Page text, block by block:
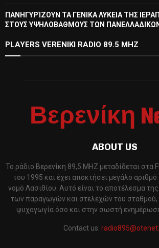
ΠΑΝΗΓΥΡΊΖΟΥΝ ΤΑ ΓΕΝΙΚΑ ΛΥΚΕΙΑ ΤΗΣ
ΣΤΟΥΣ ΥΨΗΛΟΒΑΘΜΟΥΣ ΤΩΝ
PLAYERS VERENIKI RADIO 89.5 MHZ
Βερενίκη
ABOUT US
Το ράδιο Βερενίκη 89,5 MHZ μεταδίδεται στα
του 1995 και έχει αποκτήσει μεγάλο
νομό Λασιθίου. Αυτό είναι το αποτέλεσμα
των παραγωγών και στελεχών του σταθμού,
ψυχαγωγία όσο και στην σωστή
Contact us: